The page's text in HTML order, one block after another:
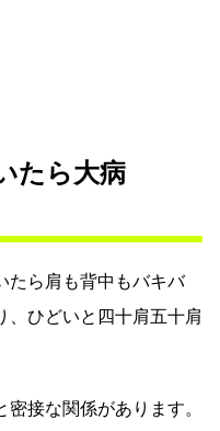
たら大病
たら肩も背中もバキバ
ひどいと四十肩五十肩
接な関係があります。